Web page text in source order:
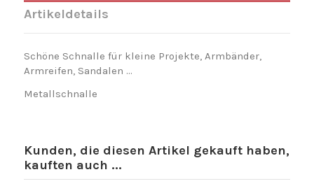
Artikeldetails
Schöne Schnalle für kleine Projekte, Armbänder,
Armreifen, Sandalen ...
Metallschnalle
Kunden, die diesen Artikel gekauft haben,
kauften auch ...